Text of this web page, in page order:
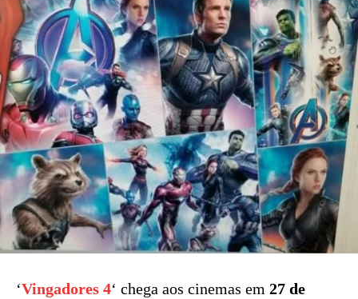
‘Vingadores 4‘ chega aos cinemas em 27 de